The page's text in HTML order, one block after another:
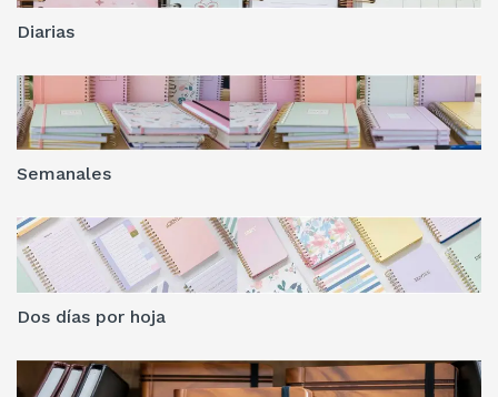
Diarias
Semanales
Dos días por hoja